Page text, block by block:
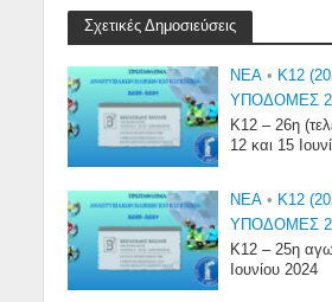
Σχετικές Δημοσιεύσεις
NEA • Κ12
ΥΠΟΔΟΜΕΣ
Κ12 – 26η
12 και 15
NEA • Κ12
ΥΠΟΔΟΜΕΣ
Κ12 – 25η
Ιουνίου 2024